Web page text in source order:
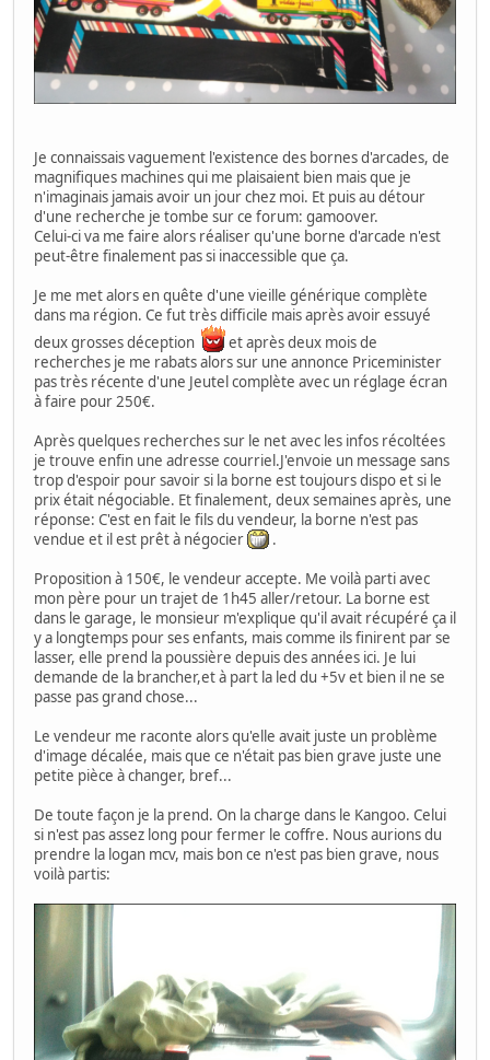
Je connaissais vaguement l'existence des bornes d'arcades, de
magnifiques machines qui me plaisaient bien mais que je
n'imaginais jamais avoir un jour chez moi. Et puis au détour
d'une recherche je tombe sur ce forum: gamoover.
Celui-ci va me faire alors réaliser qu'une borne d'arcade n'est
peut-être finalement pas si inaccessible que ça.
Je me met alors en quête d'une vieille générique complète
dans ma région. Ce fut très difficile mais après avoir essuyé
deux grosses déception
et après deux mois de
recherches je me rabats alors sur une annonce Priceminister
pas très récente d'une Jeutel complète avec un réglage écran
à faire pour 250€.
Après quelques recherches sur le net avec les infos récoltées
je trouve enfin une adresse courriel.J'envoie un message sans
trop d'espoir pour savoir si la borne est toujours dispo et si le
prix était négociable. Et finalement, deux semaines après, une
réponse: C'est en fait le fils du vendeur, la borne n'est pas
vendue et il est prêt à négocier
.
Proposition à 150€, le vendeur accepte. Me voilà parti avec
mon père pour un trajet de 1h45 aller/retour. La borne est
dans le garage, le monsieur m'explique qu'il avait récupéré ça il
y a longtemps pour ses enfants, mais comme ils finirent par se
lasser, elle prend la poussière depuis des années ici. Je lui
demande de la brancher,et à part la led du +5v et bien il ne se
passe pas grand chose...
Le vendeur me raconte alors qu'elle avait juste un problème
d'image décalée, mais que ce n'était pas bien grave juste une
petite pièce à changer, bref...
De toute façon je la prend. On la charge dans le Kangoo. Celui
si n'est pas assez long pour fermer le coffre. Nous aurions du
prendre la logan mcv, mais bon ce n'est pas bien grave, nous
voilà partis: